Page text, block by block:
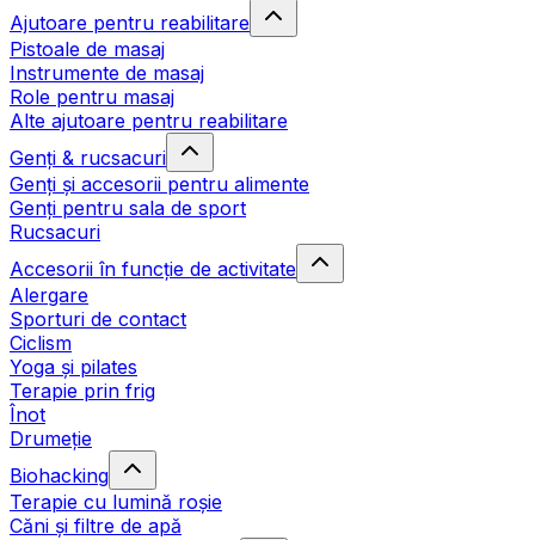
Ajutoare pentru reabilitare
Pistoale de masaj
Instrumente de masaj
Role pentru masaj
Alte ajutoare pentru reabilitare
Genți & rucsacuri
Genți și accesorii pentru alimente
Genți pentru sala de sport
Rucsacuri
Accesorii în funcție de activitate
Alergare
Sporturi de contact
Ciclism
Yoga și pilates
Terapie prin frig
Înot
Drumeție
Biohacking
Terapie cu lumină roșie
Căni și filtre de apă